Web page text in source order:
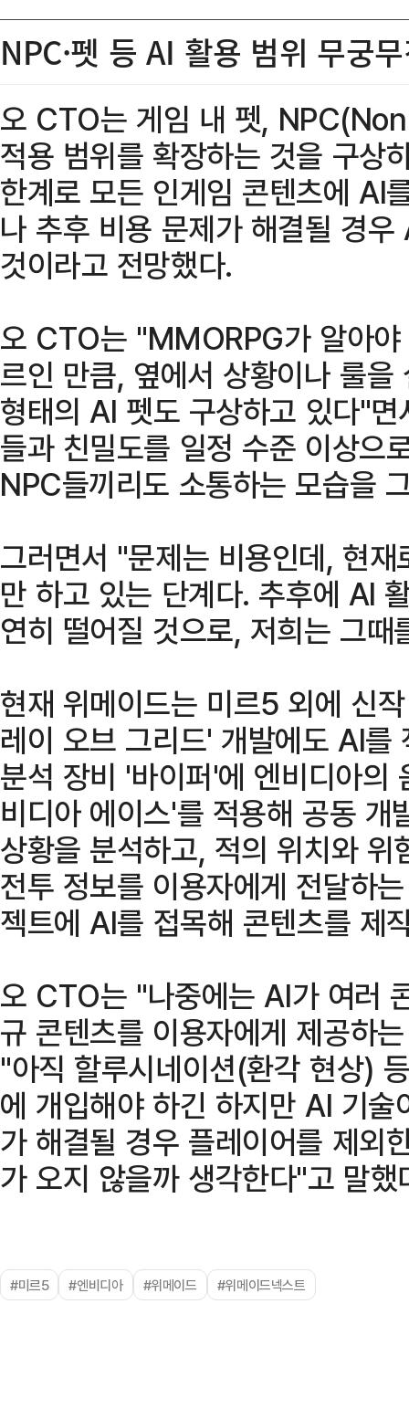
NPC·펫 등 AI 활용 범위 무궁
오 CTO는 게임 내 펫,
적용 범위를 확장하는 것을 구상
한계로 모든 인게임 콘텐츠에 AI
나 추후 비용 문제가 해결될 경
것이라고 전망했다.
오 CTO는 "MMORPG가 알아
르인 만큼, 옆에서 상황이나 룰
형태의 AI 펫도 구상하고 있다"
들과 친밀도를 일정 수준 이상으
NPC들끼리도 소통하는 모습을
그러면서 "문제는 비용인데, 현
만 하고 있는 단계다. 추후에 AI
연히 떨어질 것으로, 저희는 그
현재 위메이드는 미르5 외에 신
레이 오브 그리드' 개발에도 AI
분석 장비 '바이퍼'에 엔비디아
비디아 에이스'를 적용해 공동 개
상황을 분석하고, 적의 위치와
전투 정보를 이용자에게 전달하
젝트에 AI를 접목해 콘텐츠를 제
오 CTO는 "나중에는 AI가 여러
규 콘텐츠를 이용자에게 제공하
"아직 할루시네이션(환각 현상)
에 개입해야 하긴 하지만 AI 기
가 해결될 경우 플레이어를 제외
가 오지 않을까 생각한다"고 말했
#미르5 #엔비디아 #위메이드 #위메이드넥스트